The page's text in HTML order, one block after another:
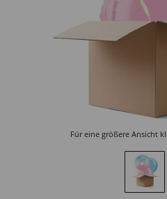
Für eine größere Ansicht